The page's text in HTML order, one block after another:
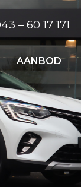
– 60 17 171
AANBOD